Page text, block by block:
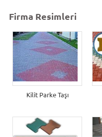
Firma Resimleri
Kilit Parke Taşı